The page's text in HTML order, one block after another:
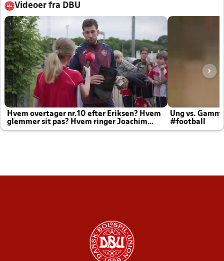
Videoer fra DBU
Hvem overtager nr.10 efter Eriksen? Hvem
glemmer sit pas? Hvem ringer Joachim
altid til efter kampe?
Ung vs.
#football